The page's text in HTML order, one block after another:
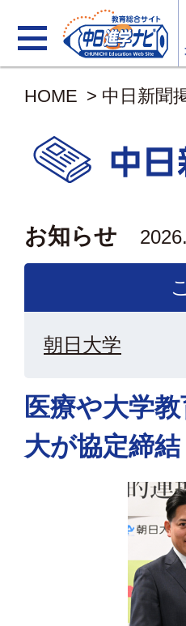
HOME > 中日新聞
お知らせ
朝日大学
医療や大学
大が協定締結